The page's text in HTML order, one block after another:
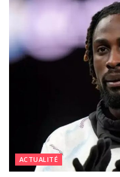
ACTUALITÉ